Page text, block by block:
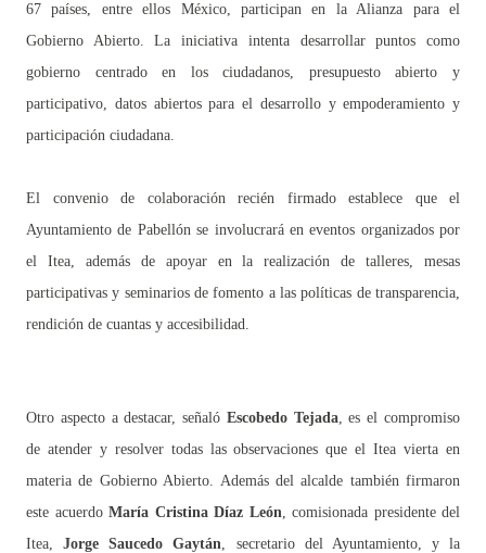
67 países, entre ellos México, participan en la Alianza para el
Gobierno Abierto. La iniciativa intenta desarrollar puntos como
gobierno centrado en los ciudadanos, presupuesto abierto y
participativo, datos abiertos para el desarrollo y empoderamiento y
participación ciudadana.
El convenio de colaboración recién firmado establece que el
Ayuntamiento de Pabellón se involucrará en eventos organizados por
el Itea, además de apoyar en la realización de talleres, mesas
participativas y seminarios de fomento a las políticas de transparencia,
rendición de cuantas y accesibilidad.
Otro aspecto a destacar, señaló Escobedo Tejada, es el compromiso
de atender y resolver todas las observaciones que el Itea vierta en
materia de Gobierno Abierto. Además del alcalde también firmaron
este acuerdo María Cristina Díaz León, comisionada presidente del
Itea,Jorge Saucedo Gaytán, secretario del Ayuntamiento, y la